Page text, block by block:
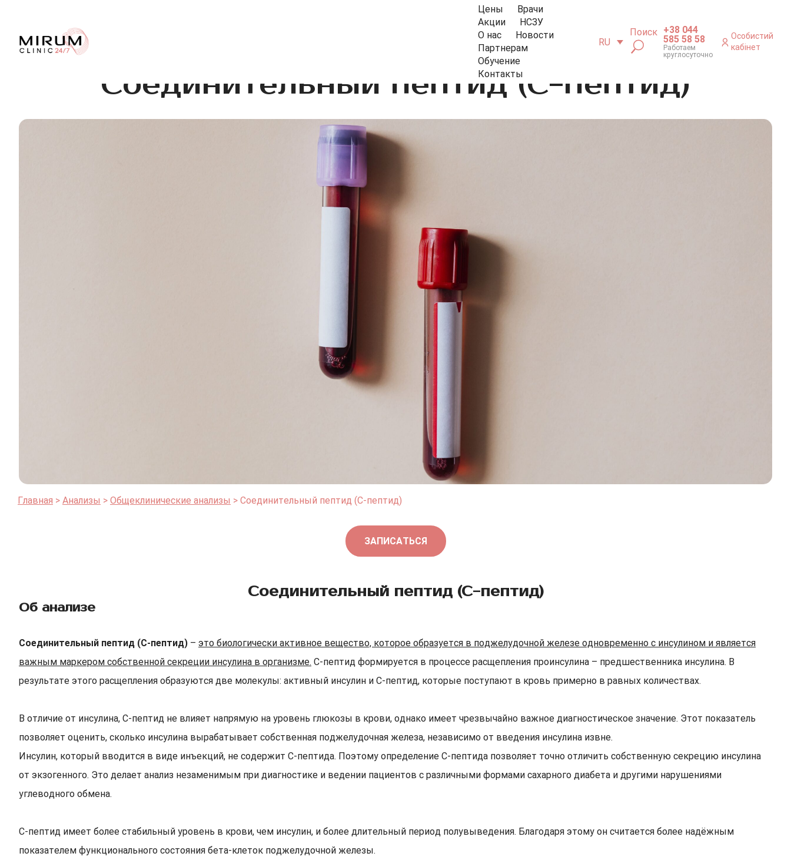
Цены
Врачи
Акции
НСЗУ
О нас
Новости
Партнерам
Обучение
Контакты
RU
Поиск +38 044
585 58 58
Работаем
круглосуточно
Особистий
кабінет
Соединительный пептид (С-пептид)
Главная Анализы Общеклинические анализы Соединительный пептид (С-пептид)
ЗАПИСАТЬСЯ
Соединительный пептид (С-пептид)
Об анализе
Соединительный пептид (С-пептид) – это биологически активное вещество, которое образуется в поджелудочной железе одновременно с инсулином и является
важным маркером собственной секреции инсулина в организме. С-пептид формируется в процессе расщепления проинсулина – предшественника инсулина. В
результате этого расщепления образуются две молекулы: активный инсулин и С-пептид, которые поступают в кровь примерно в равных количествах.
В отличие от инсулина, С-пептид не влияет напрямую на уровень глюкозы в крови, однако имеет чрезвычайно важное диагностическое значение. Этот показатель
позволяет оценить, сколько инсулина вырабатывает собственная поджелудочная железа, независимо от введения инсулина извне.
Инсулин, который вводится в виде инъекций, не содержит С-пептида. Поэтому определение С-пептида позволяет точно отличить собственную секрецию инсулина
от экзогенного. Это делает анализ незаменимым при диагностике и ведении пациентов с различными формами сахарного диабета и другими нарушениями
углеводного обмена.
С-пептид имеет более стабильный уровень в крови, чем инсулин, и более длительный период полувыведения. Благодаря этому он считается более надёжным
показателем функционального состояния бета-клеток поджелудочной железы.